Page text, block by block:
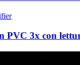
PVC 3x con